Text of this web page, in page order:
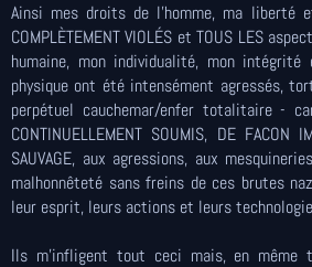
Ainsi mes droits de l'homme, ma liberté
COMPLÈTEMENT VIOLÉS et TOUS LES
humaine, mon individualité, mon
physique ont été intensément agressés,
perpétuel cauchemar/enfer totalitaire -
CONTINUELLEMENT SOUMIS, DE FACON
SAUVAGE, aux agressions, aux
malhonnêteté sans freins de ces brutes
leur esprit, leurs actions et leurs
Ils m'infligent tout ceci mais, en même